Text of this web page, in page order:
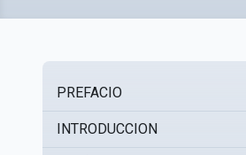
PREFACIO
INTRODUCCION